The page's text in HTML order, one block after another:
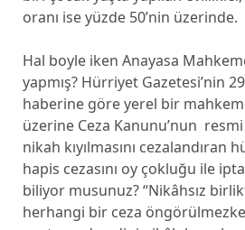
oranı ise yüzde 50’nin üzerinde.
Hal boyle iken Anayasa
yapmış? Hürriyet Gazetesi’nin
haberine göre yerel bir
üzerine Ceza Kanunu’nun
nikah kıyılmasını cezalandıran
hapis cezasını oy çokluğu ile
biliyor musunuz? “Nikâhsız
herhangi bir ceza